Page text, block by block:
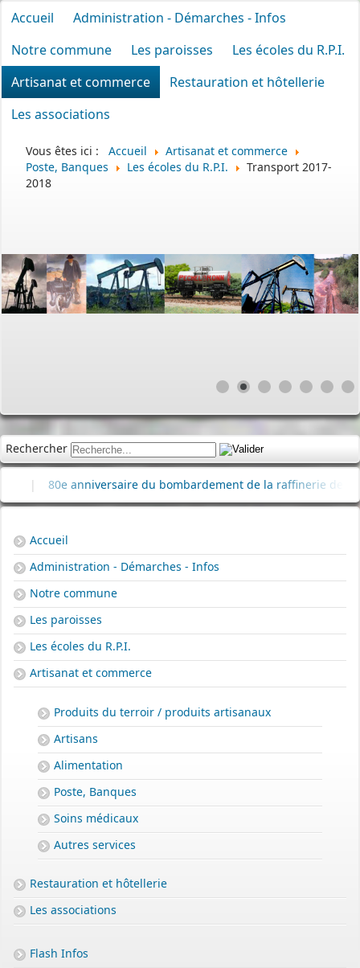
Accueil
Administration - Démarches - Infos
Notre commune
Les paroisses
Les écoles du R.P.I.
Artisanat et commerce
Restauration et hôtellerie
Les associations
Vous êtes ici : Accueil
Artisanat et commerce
Poste, Banques
Les écoles du R.P.I.
Transport 2017-
2018
Rechercher
80e anniversaire du bombardement de la raffinerie de pétrole
Accueil
Administration - Démarches - Infos
Notre commune
Les paroisses
Les écoles du R.P.I.
Artisanat et commerce
Produits du terroir / produits artisanaux
Artisans
Alimentation
Poste, Banques
Soins médicaux
Autres services
Restauration et hôtellerie
Les associations
Flash Infos